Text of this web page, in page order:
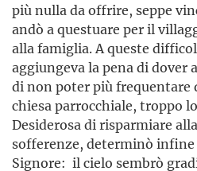
più nulla da offrire, seppe
andò a questuare per il
alla famiglia. A queste
aggiungeva la pena di dover
di non poter più frequentare
chiesa parrocchiale, troppo
Desiderosa di risparmiare
sofferenze, determinò
Signore: il cielo sembrò